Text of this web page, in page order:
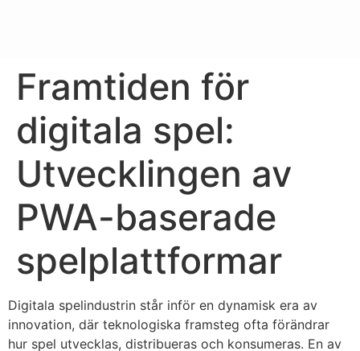
Framtiden för
digitala spel:
Utvecklingen av
PWA-baserade
spelplattformar
Digitala spelindustrin står inför en dynamisk era av
innovation, där teknologiska framsteg ofta förändrar
hur spel utvecklas, distribueras och konsumeras. En av